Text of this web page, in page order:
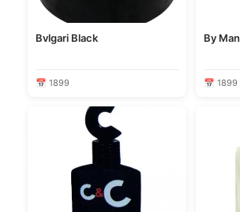
Bvlgari Black
📅 1899
By Man
📅 1899